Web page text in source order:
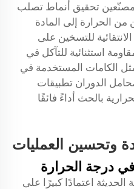
تحقيق أنماط تصلب
الحرارة إلى المادة
للتسخين على
استثنائية للتآكل في
الكامات المستخدمة في
الدوران تطبيقات
بالحث أداءً فائقًا
وتحسين العمليات
درجة الحرارة
الحديثة اعتمادًا كبيرًا على